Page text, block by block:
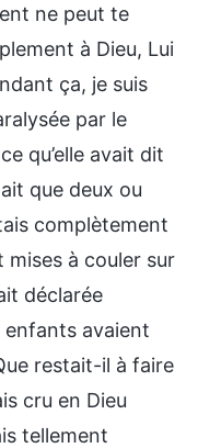
ne peut te
à Dieu, Lui
ça, je suis
par le
qu’elle avait dit
que deux ou
complètement
mises à couler sur
déclarée
enfants avaient
restait-il à faire
cru en Dieu
tellement